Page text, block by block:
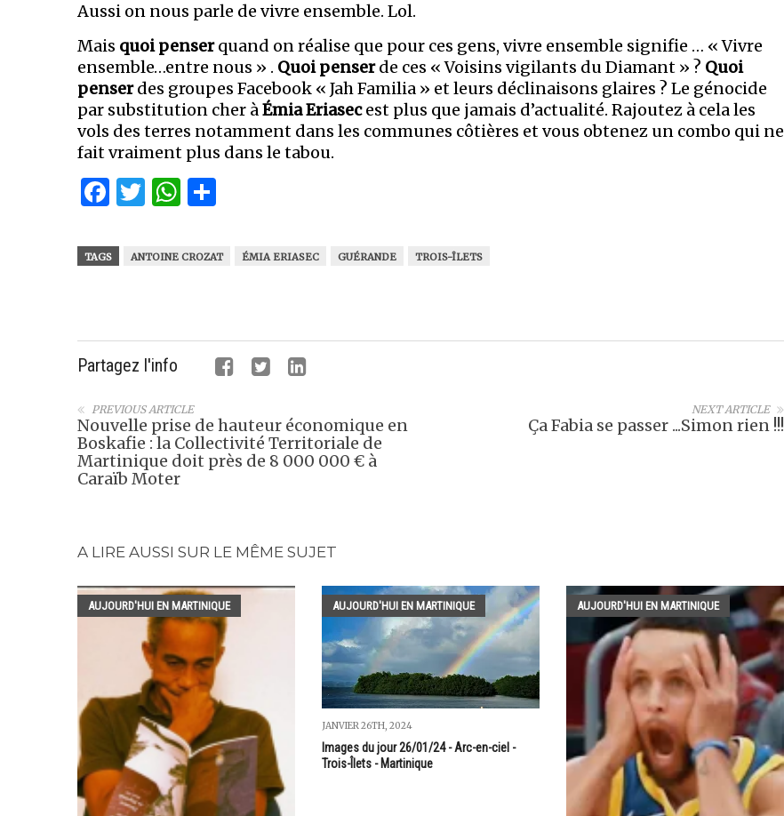
Aussi on nous parle de vivre ensemble. Lol.
Mais quoi penserquand on réalise que pour ces gens, vivre ensemble signifie … « Vivre
ensemble…entre nous » . Quoi penserde ces « Voisins vigilants du Diamant » ? Quoi
penserdes groupes Facebook « Jah Familia » et leurs déclinaisons glaires ? Le génocide
par substitution cher àÉmia Eriasecest plus que jamais d’actualité. Rajoutez à cela les
vols des terres notamment dans les communes côtières et vous obtenez un combo qui ne
fait vraiment plus dans le tabou.
Facebook
Twitter
WhatsApp
TAGS ANTOINE CROZAT ÉMIA ERIASEC GUÉRANDE TROIS-ÎLETS
Partagez l'info
NEXT ARTICLE
Ça Fabia se passer ...Simon rien !!!
PREVIOUS ARTICLE
Nouvelle prise de hauteur économique en
Boskafie : la Collectivité Territoriale de
Martinique doit près de 8 000 000 € à
Caraïb Moter
A LIRE AUSSI SUR LE MÊME SUJET
AUJOURD'HUI EN MARTINIQUE AUJOURD'HUI EN MARTINIQUE
JANVIER 26TH, 2024
Images du jour 26/01/24 - Arc-en-ciel -
Trois-Îlets - Martinique
AUJOURD'HUI EN MARTINIQUE